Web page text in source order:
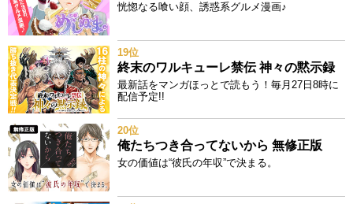
恍惚なる喰い顔、誘惑系グルメ漫画♪
19位
終末のワルキューレ禁伝 神々の黙示録
最新話をマンガほっとで読もう！毎月27日8時に
配信予定!!
20位
俺たちつき合ってないから 無修正版
女の価値は“彼氏の年収”で決まる。